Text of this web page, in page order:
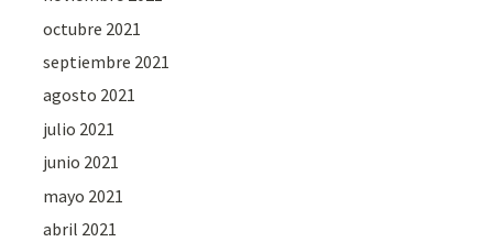
octubre 2021
septiembre 2021
agosto 2021
julio 2021
junio 2021
mayo 2021
abril 2021